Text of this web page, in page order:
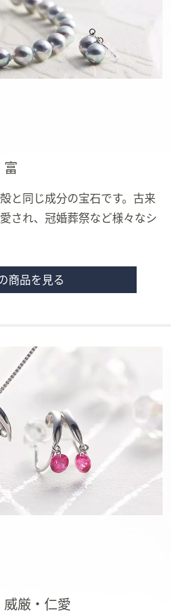
富
と同じ成分の宝石です。古来
され、冠婚葬祭など様々なシ
商品を見る
厳・仁愛